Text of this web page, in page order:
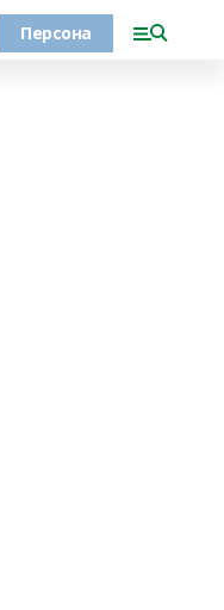
Персона